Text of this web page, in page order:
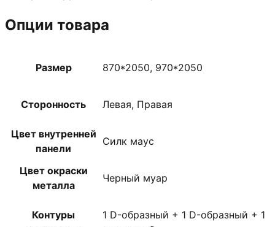
Опции товара
Размер 870*2050, 970*2050
Сторонность Левая, Правая
Цвет внутренней
панели
Силк маус
Цвет окраски
металла
Черный муар
Контуры
1 D-образный + 1 D-образный + 1